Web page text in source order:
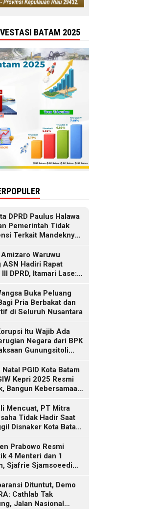
BATAM 2025
DPRD Paulus Halawa
Pemerintah Tidak
Terkait Mandeknya
Waruwu
ASN Hadiri Rapat
DPRD, Itamari Lase:
Buka Peluang
Pria Berbakat dan
di Seluruh Nusantara
Itu Wajib Ada
Negara dari BPK
Gunungsitoli
Natal PGID Kota Batam
Kepri 2025 Resmi
Bangun Kebersamaan
Mencuat, PT Mitra
Tidak Hadir Saat
Disnaker Kota Batam
Prabowo Resmi
4 Menteri dan 1
Sjafrie Sjamsoeedi
Budi Gunawan
Dituntut, Demo
Cathlab Tak
Jalan Nasional